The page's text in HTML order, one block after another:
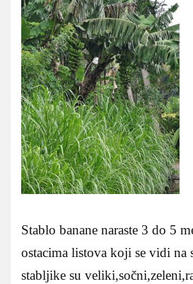
Stablo banane naraste 3 do 5
ostacima listova koji se vidi na
stabljike su